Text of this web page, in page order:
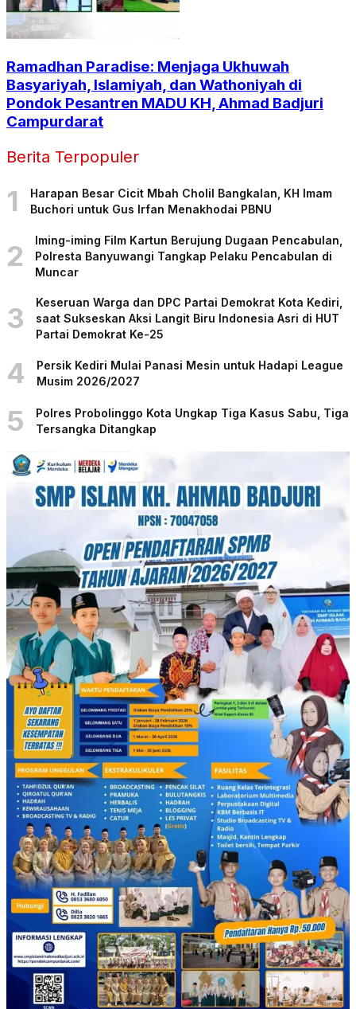
Ramadhan Paradise: Menjaga Ukhuwah
Basyariyah, Islamiyah, dan Wathoniyah di
Pondok Pesantren MADU KH, Ahmad Badjuri
Campurdarat
Berita Terpopuler
1
Harapan Besar Cicit Mbah Cholil Bangkalan, KH Imam
Buchori untuk Gus Irfan Menakhodai PBNU
2
Iming-iming Film Kartun Berujung Dugaan Pencabulan,
Polresta Banyuwangi Tangkap Pelaku Pencabulan di
Muncar
3
Keseruan Warga dan DPC Partai Demokrat Kota Kediri,
saat Sukseskan Aksi Langit Biru Indonesia Asri di HUT
Partai Demokrat Ke-25
4
Persik Kediri Mulai Panasi Mesin untuk Hadapi League
Musim 2026/2027
5
Polres Probolinggo Kota Ungkap Tiga Kasus Sabu, Tiga
Tersangka Ditangkap